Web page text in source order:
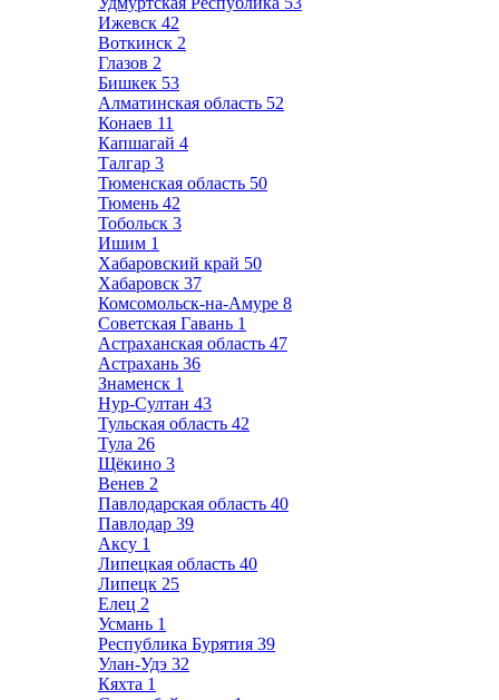
Ижевск 42
Воткинск 2
Глазов 2
Бишкек 53
Алматинская область 52
Конаев 11
Капшагай 4
Талгар 3
Тюменская область 50
Тюмень 42
Тобольск 3
Ишим 1
Хабаровский край 50
Хабаровск 37
Комсомольск-на-Амуре 8
Советская Гавань 1
Астраханская область 47
Астрахань 36
Знаменск 1
Нур-Султан 43
Тульская область 42
Тула 26
Щёкино 3
Венев 2
Павлодарская область 40
Павлодар 39
Аксу 1
Липецкая область 40
Липецк 25
Елец 2
Усмань 1
Республика Бурятия 39
Улан-Удэ 32
Кяхта 1